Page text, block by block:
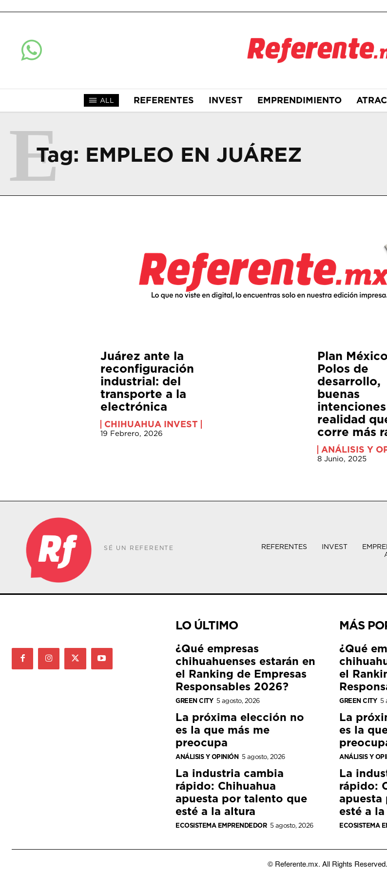
ALL REFERENTES INVEST EMPRENDIMIENTO
Tag: EMPLEO EN JUÁREZ
E
Juárez ante la
reconfiguración
industrial: del
transporte a la
electrónica
CHIHUAHUA INVEST
19 Febrero, 2026
Plan
Polos de
desarrollo,
buenas
realidad
corre más
ANÁLISIS Y
8 Junio, 2025
SÉ UN REFERENTE REFERENTES INVEST
LO ÚLTIMO
¿Qué empresas
chihuahuenses estarán en
el Ranking de Empresas
Responsables 2026?
GREEN CITY 5 agosto, 2026
La próxima elección no
es la que más me
preocupa
ANÁLISIS Y OPINIÓN 5 agosto, 2026
La industria cambia
rápido: Chihuahua
apuesta por talento que
esté a la altura
ECOSISTEMA EMPRENDEDOR 5 agosto, 2026
MÁS
¿Qué
el
GREEN CITY 5
La
es la
ANÁLISIS Y
La
rápido:
esté a
ECOSISTEMA
© Referente.mx. All Rights Reserved.